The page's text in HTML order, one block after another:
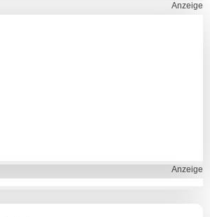
Anzeige
Anzeige